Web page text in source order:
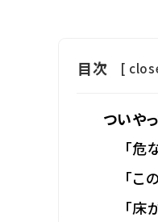
目次 [
ついや
「危
「こ
「床